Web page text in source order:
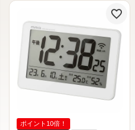
ポイント10倍！